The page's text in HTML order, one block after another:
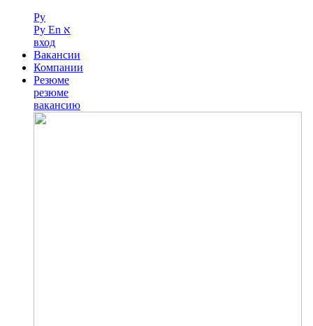
Ру
Ру En א
вход
Вакансии
Компании
Резюме
резюме
вакансию